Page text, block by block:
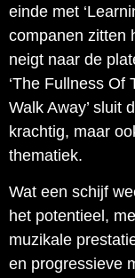
einde met
companen zitten
neigt naar de
‘The Fullness Of
Walk Away’ sluit
krachtig, maar
thematiek.
Wat een schijf
het potentieel,
muzikale
en progressieve